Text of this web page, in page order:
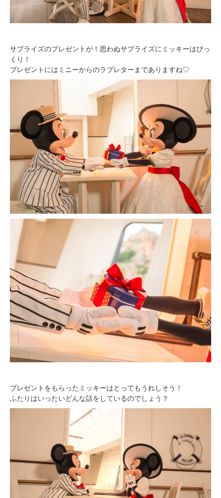
サプライズのプレゼントが！思わぬサプライズにミッキーはびっ
くり！
プレゼントにはミニーからのラブレターまでありますね♡
プレゼントをもらったミッキーはとってもうれしそう！
ふたりはいったいどんな話をしているのでしょう？